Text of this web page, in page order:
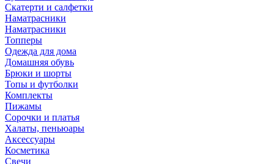
Скатерти и салфетки
Наматрасники
Наматрасники
Топперы
Одежда для дома
Домашняя обувь
Брюки и шорты
Топы и футболки
Комплекты
Пижамы
Сорочки и платья
Халаты, пеньюары
Аксессуары
Косметика
Свечи